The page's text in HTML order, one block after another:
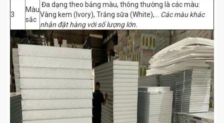
3
Màu
sắc
Đa dạng theo bảng màu, thông thường là các màu:
Vàng kem (Ivory), Trắng sữa (White),... Các màu khác
nhận đặt hàng với số lượng lớn.